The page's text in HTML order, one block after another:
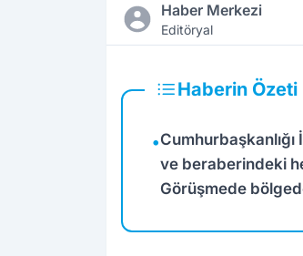
Haber Merkezi
Editöryal
Haberin Özeti
•
ve beraberindeki
Görüşmede